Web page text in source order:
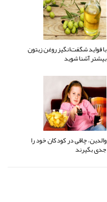
با فواید شگفت‌انگیز روغن زیتون
بیشتر آشنا شوید
والدین، چاقی در کودکان خود را
جدی بگیرند